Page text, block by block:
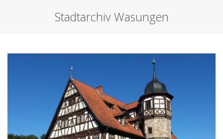
Stadtarchiv Wasungen